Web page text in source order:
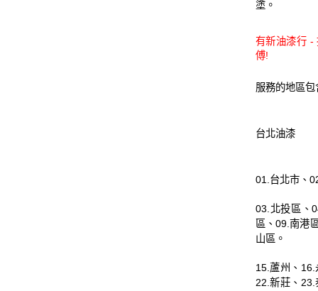
塗。
有新油漆行 -
傅!
服務的地區包
台北油漆
01. 台北市 、
03. 北投區 、
區 、09.南港
山區 。
15. 蘆州 、16.
22. 新莊 、23.